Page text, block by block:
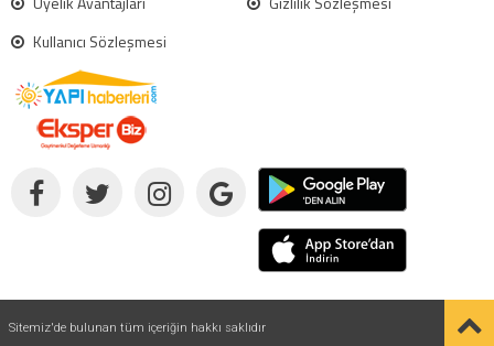
Kullanıcı Sözleşmesi
Sitemiz'de bulunan tüm içeriğin hakkı saklıdır